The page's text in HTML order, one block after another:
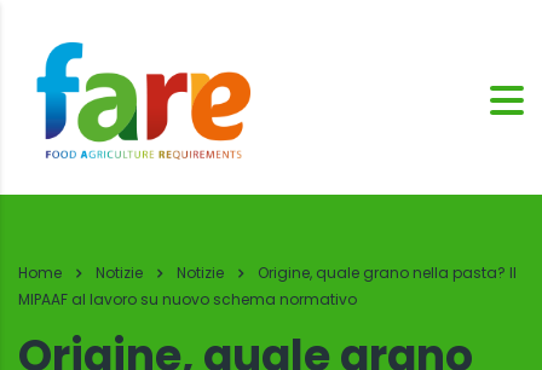
Home Notizie Notizie
Origine, quale grano nella pasta? Il
MIPAAF al lavoro su nuovo schema normativo
Origine, quale grano